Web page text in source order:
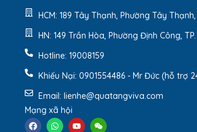
HCM: 189 Tây Thạnh, Phường Tây Thạnh,
HN: 149 Trần Hòa, Phường Định Công,
Hotline: 19008159
Khiếu Nại: 0901554486 - Mr Đức (hỗ trợ
Email: lienhe@quatangviva.com
Mạng xã hội